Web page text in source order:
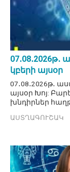
կբերի այսօր
07․08․2026թ․
այսօր Խոյ:
խնդիրներ
ԱՍՏՂԱԳՈՒՇԱԿ